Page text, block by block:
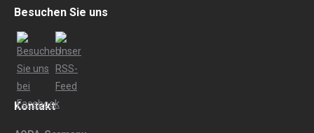
Besuchen Sie uns
Kontakt